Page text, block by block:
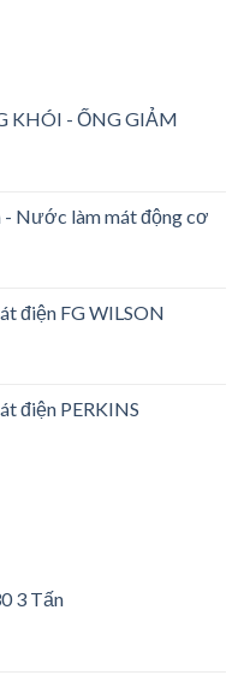
KHÓI - ỐNG GIẢM
- Nước làm mát động cơ
điện FG WILSON
điện PERKINS
3 Tấn